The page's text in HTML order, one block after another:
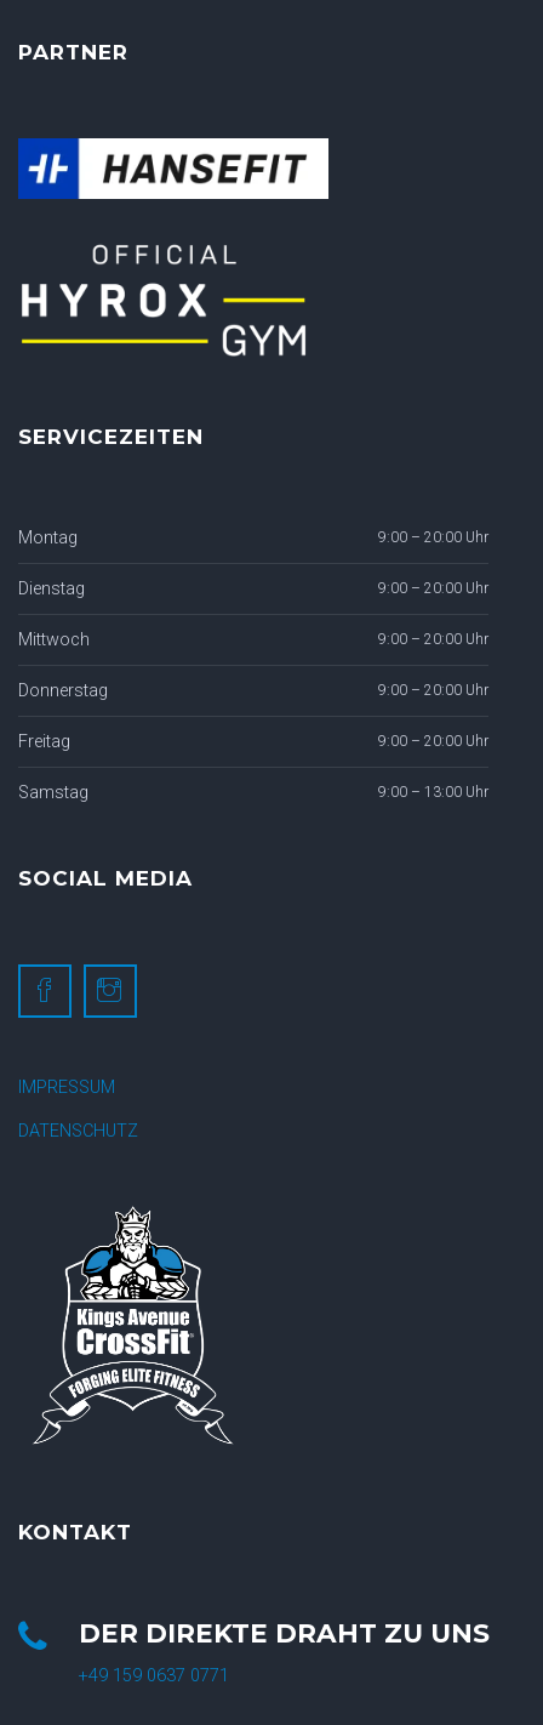
PARTNER
SERVICEZEITEN
Montag 9:00 – 20:00 Uhr
Dienstag 9:00 – 20:00 Uhr
Mittwoch 9:00 – 20:00 Uhr
Donnerstag 9:00 – 20:00 Uhr
Freitag 9:00 – 20:00 Uhr
Samstag 9:00 – 13:00 Uhr
SOCIAL MEDIA
IMPRESSUM
DATENSCHUTZ
KONTAKT
DER DIREKTE DRAHT ZU UNS
+49 159 0637 0771